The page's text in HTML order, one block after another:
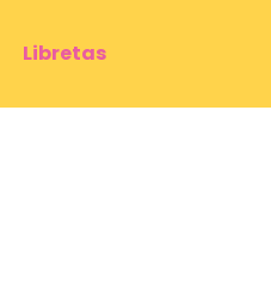
Libretas